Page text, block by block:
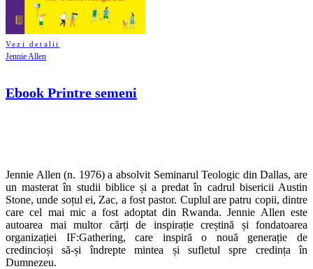
Vezi detalii
Jennie Allen
Ebook Printre semeni
Jennie Allen (n. 1976) a absolvit Seminarul Teologic din Dallas, are
un masterat în studii biblice și a predat în cadrul bisericii Austin
Stone, unde soțul ei, Zac, a fost pastor. Cuplul are patru copii, dintre
care cel mai mic a fost adoptat din Rwanda. Jennie Allen este
autoarea mai multor cărți de inspirație creștină și fondatoarea
organizației IF:Gathering, care inspiră o nouă generație de
credincioși să-și îndrepte mintea și sufletul spre credința în
Dumnezeu.